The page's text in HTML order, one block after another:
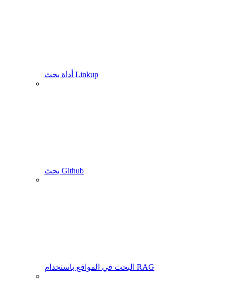
أداة بحث Linkup
بحث Github
البحث في المواقع باستخدام RAG